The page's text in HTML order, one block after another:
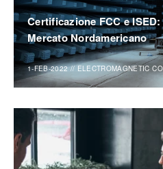
Certificazione FCC e
Mercato Nordamericano
1-FEB-2022 // ELECTROMAGNETIC